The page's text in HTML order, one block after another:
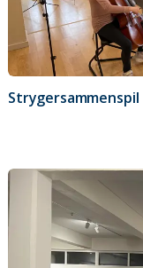
Strygersammenspil